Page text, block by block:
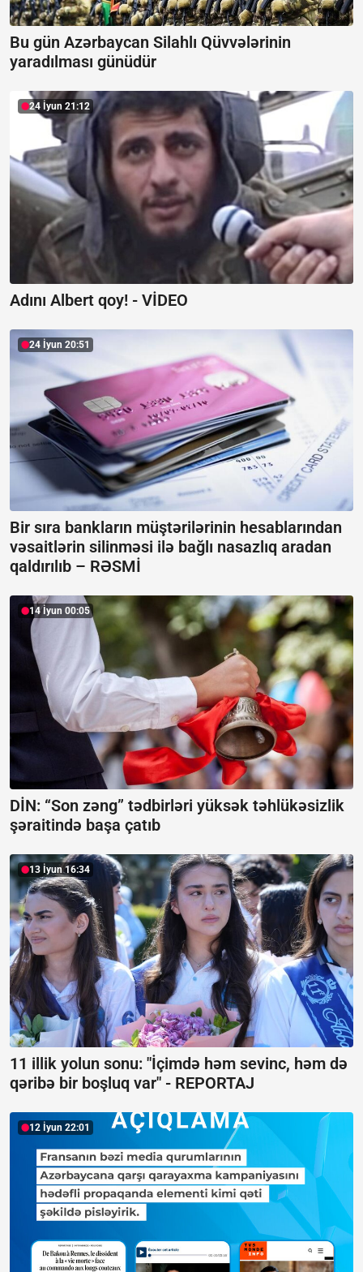
Bu gün Azərbaycan Silahlı Qüvvələrinin
yaradılması günüdür
24 İyun 21:12
Adını Albert qoy! - VİDEO
24 İyun 20:51
Bir sıra bankların müştərilərinin hesablarından
vəsaitlərin silinməsi ilə bağlı nasazlıq aradan
qaldırılıb – RƏSMİ
14 İyun 00:05
DİN: “Son zəng” tədbirləri yüksək təhlükəsizlik
şəraitində başa çatıb
13 İyun 16:34
11 illik yolun sonu: "İçimdə həm sevinc, həm də
qəribə bir boşluq var" - REPORTAJ
12 İyun 22:01